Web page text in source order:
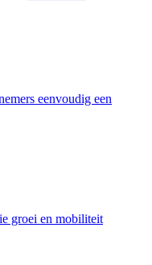
eenvoudig een
groei en mobiliteit